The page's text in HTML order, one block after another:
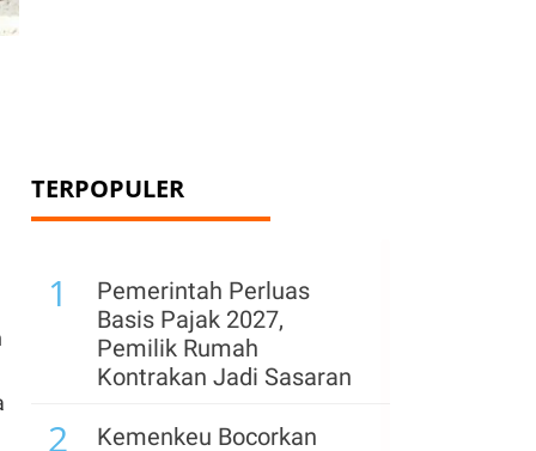
TERPOPULER
1
Pemerintah Perluas
Basis Pajak 2027,
Pemilik Rumah
Kontrakan Jadi Sasaran
2
Kemenkeu Bocorkan